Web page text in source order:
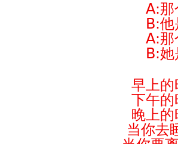
A:那
B:
A:那
B:
早上
下午
晚上
当你去